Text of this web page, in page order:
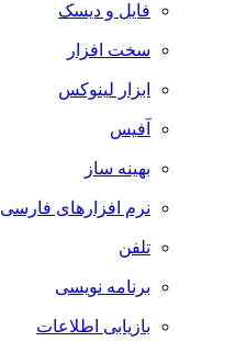
فایل و دیسک
سخت افزار
ابزار لینوکس
آفیس
بهینه ساز
نرم افزارهای فارسی
تلفن
برنامه نویسی
بازیابی اطلاعات